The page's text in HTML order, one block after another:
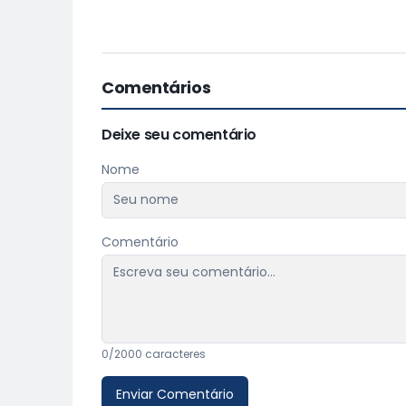
Comentários
Deixe seu comentário
Nome
Comentário
0/2000 caracteres
Enviar Comentário